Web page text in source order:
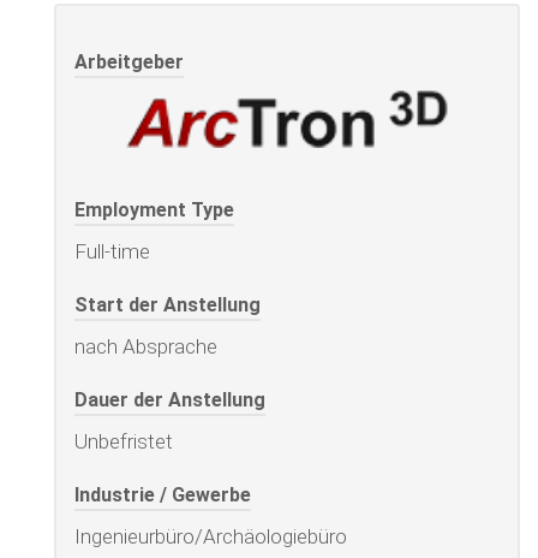
Arbeitgeber
Employment Type
Full-time
Start der Anstellung
nach Absprache
Dauer der Anstellung
Unbefristet
Industrie / Gewerbe
Ingenieurbüro/Archäologiebüro